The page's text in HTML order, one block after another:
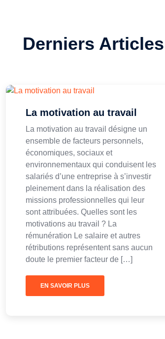
Derniers Articles
La motivation au travail
La motivation au travail désigne un
ensemble de facteurs personnels,
économiques, sociaux et
environnementaux qui conduisent les
salariés d’une entreprise à s’investir
pleinement dans la réalisation des
missions professionnelles qui leur
sont attribuées. Quelles sont les
motivations au travail ? La
rémunération Le salaire et autres
rétributions représentent sans aucun
doute le premier facteur de […]
EN SAVOIR PLUS